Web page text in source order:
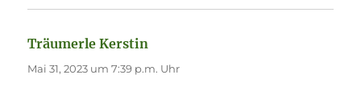
Träumerle Kerstin
Mai 31, 2023 um 7:39 p.m. Uhr